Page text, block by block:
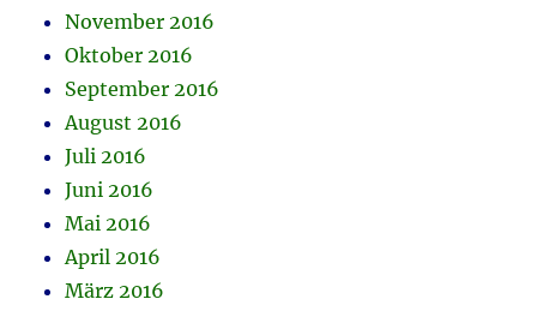
November 2016
Oktober 2016
September 2016
August 2016
Juli 2016
Juni 2016
Mai 2016
April 2016
März 2016